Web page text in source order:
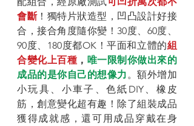
會斷！獨特片狀造型，凹凸設計好接
合，接合角度隨你變！30度、60度、
90度、180度都OK！平面和立體的組
合變化上百種 ， 唯一限制你做出來的
成品的是你自己的想像力 。額外增加
小玩具、小車子、色紙DIY、橡皮
筋，創意變化超有趣！除了組裝成品
獲得成就感，還可用成品穿戴在身